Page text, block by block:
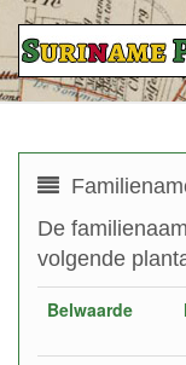
De
volgende
Belwaarde